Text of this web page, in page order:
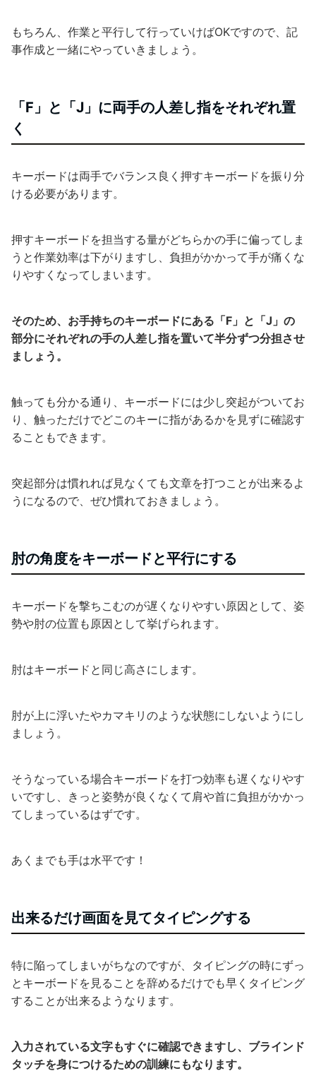
もちろん、作業と平行して行っていけばOKですので、記
事作成と一緒にやっていきましょう。
「F」と「J」に両手の人差し指をそれぞれ置
く
キーボードは両手でバランス良く押すキーボードを振り分
ける必要があります。
押すキーボードを担当する量がどちらかの手に偏ってしま
うと作業効率は下がりますし、負担がかかって手が痛くな
りやすくなってしまいます。
そのため、お手持ちのキーボードにある「F」と「J」の
部分にそれぞれの手の人差し指を置いて半分ずつ分担させ
ましょう。
触っても分かる通り、キーボードには少し突起がついてお
り、触っただけでどこのキーに指があるかを見ずに確認す
ることもできます。
突起部分は慣れれば見なくても文章を打つことが出来るよ
うになるので、ぜひ慣れておきましょう。
肘の角度をキーボードと平行にする
キーボードを撃ちこむのが遅くなりやすい原因として、姿
勢や肘の位置も原因として挙げられます。
肘はキーボードと同じ高さにします。
肘が上に浮いたやカマキリのような状態にしないようにし
ましょう。
そうなっている場合キーボードを打つ効率も遅くなりやす
いですし、きっと姿勢が良くなくて肩や首に負担がかかっ
てしまっているはずです。
あくまでも手は水平です！
出来るだけ画面を見てタイピングする
特に陥ってしまいがちなのですが、タイピングの時にずっ
とキーボードを見ることを辞めるだけでも早くタイピング
することが出来るようなります。
入力されている文字もすぐに確認できますし、ブラインド
タッチを身につけるための訓練にもなります。